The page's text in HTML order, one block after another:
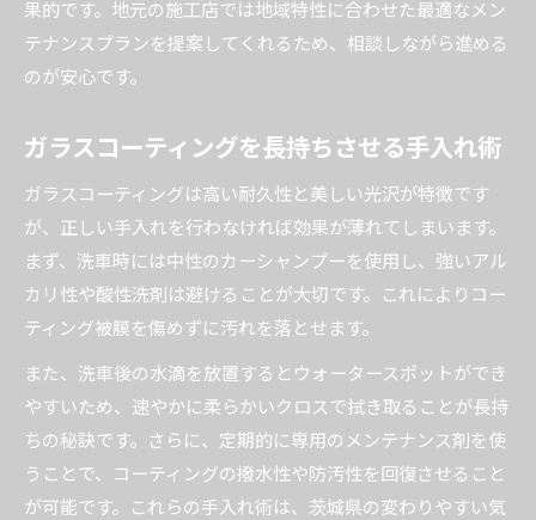
果的です。地元の施工店では地域特性に合わせた最適なメン
テナンスプランを提案してくれるため、相談しながら進める
のが安心です。
ガラスコーティングを長持ちさせる手入れ術
ガラスコーティングは高い耐久性と美しい光沢が特徴です
が、正しい手入れを行わなければ効果が薄れてしまいます。
まず、洗車時には中性のカーシャンプーを使用し、強いアル
カリ性や酸性洗剤は避けることが大切です。これによりコー
ティング被膜を傷めずに汚れを落とせます。
また、洗車後の水滴を放置するとウォータースポットができ
やすいため、速やかに柔らかいクロスで拭き取ることが長持
ちの秘訣です。さらに、定期的に専用のメンテナンス剤を使
うことで、コーティングの撥水性や防汚性を回復させること
が可能です。これらの手入れ術は、茨城県の変わりやすい気